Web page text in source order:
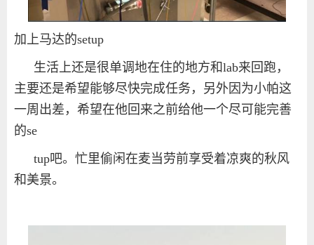
加上马达的setup
生活上还是很单调地在住的地方和lab来回跑，
主要还是希望能够尽快完成任务，另外因为小帕这
一周出差，希望在他回来之前给他一个尽可能完善
的se
tup吧。忙里偷闲在麦当劳前享受着凉爽的秋风
和美景。